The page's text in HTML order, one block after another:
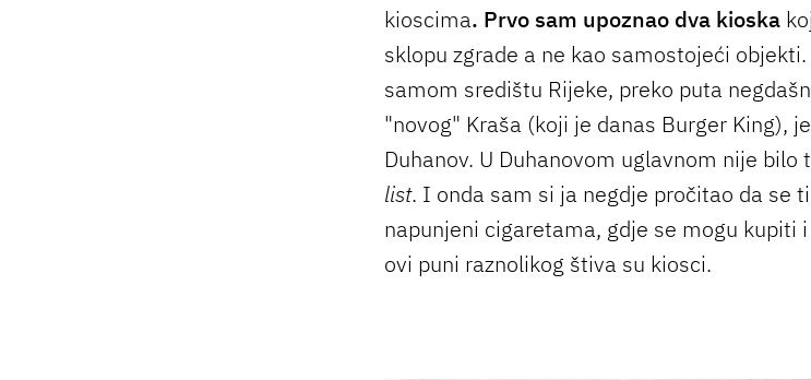
kioscima. Prvo sam upoznao dva kioska
sklopu zgrade a ne kao samostojeći
samom središtu Rijeke, preko puta
"novog" Kraša (koji je danas Burger King),
Duhanov. U Duhanovom uglavnom nije
list. I onda sam si ja negdje pročitao da se
napunjeni cigaretama, gdje se mogu kupiti
ovi puni raznolikog štiva su kiosci.